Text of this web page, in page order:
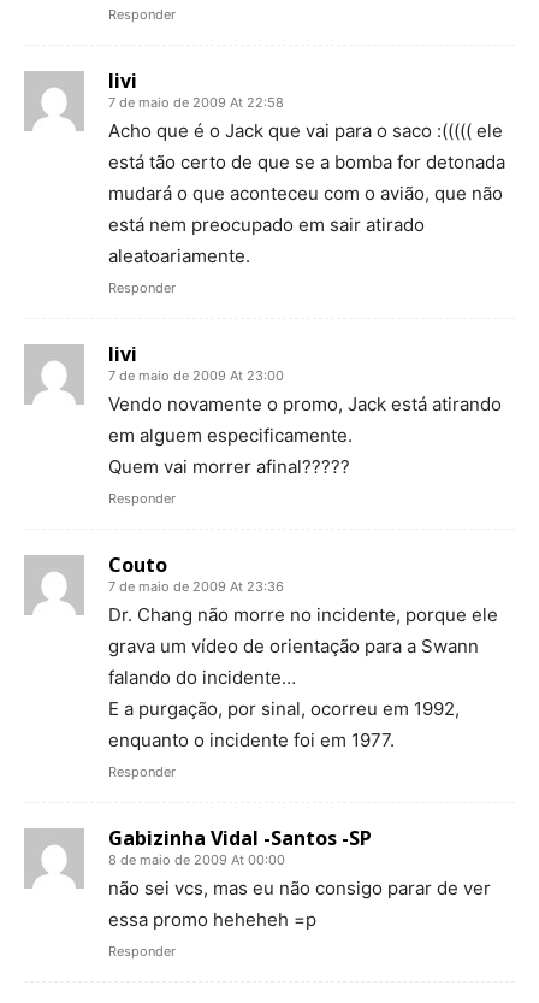
Responder
livi
7 de maio de 2009 At 22:58
Acho que é o Jack que vai para o saco :((((( ele
está tão certo de que se a bomba for detonada
mudará o que aconteceu com o avião, que não
está nem preocupado em sair atirado
aleatoariamente.
Responder
livi
7 de maio de 2009 At 23:00
Vendo novamente o promo, Jack está atirando
em alguem especificamente.
Quem vai morrer afinal?????
Responder
Couto
7 de maio de 2009 At 23:36
Dr. Chang não morre no incidente, porque ele
grava um vídeo de orientação para a Swann
falando do incidente…
E a purgação, por sinal, ocorreu em 1992,
enquanto o incidente foi em 1977.
Responder
Gabizinha Vidal -Santos -SP
8 de maio de 2009 At 00:00
não sei vcs, mas eu não consigo parar de ver
essa promo heheheh =p
Responder